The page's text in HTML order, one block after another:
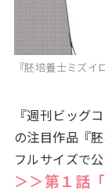
『胚培養士ミズ
『週刊ビッグ
の注目作品『
フルサイズで公
＞＞第１話